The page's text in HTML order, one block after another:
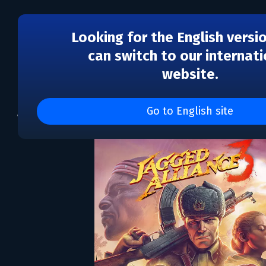
Looking for the English
can switch to our
website.
Go to English site
Jagged Alliance 3